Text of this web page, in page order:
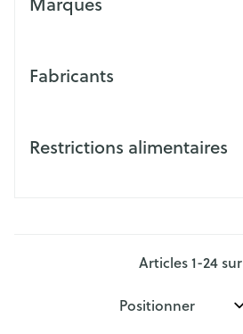
Fabricants
Restrictions alimentaires
Articles1-24sur
Trier par: